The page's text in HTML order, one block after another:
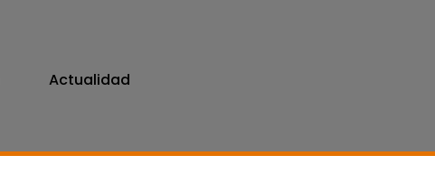
Actualidad